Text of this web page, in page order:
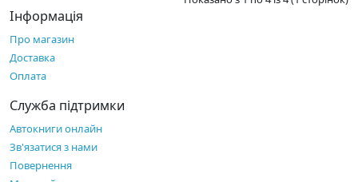
Інформація
Про магазин
Доставка
Оплата
Служба підтримки
Автокниги онлайн
Зв'язатися з нами
Повернення